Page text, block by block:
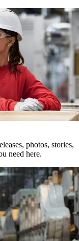
photos, stories,
need here.